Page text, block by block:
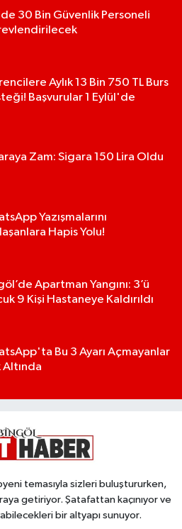
30 Bin Güvenlik Personeli
Aylık 13 Bin 750 TL Burs
Başvurular 1 Eylül'de
Zam: Sigara 150 Lira Oldu
Yazışmalarını
Hapis Yolu!
Apartman Yangını: 3’ü
9 Kişi Hastaneye Kaldırıldı
Bu 3 Ayarı Açmayanlar
Altında
temasıyla sizleri buluştururken,
getiriyor. Şatafattan kaçınıyor ve
bir altyapı sunuyor.